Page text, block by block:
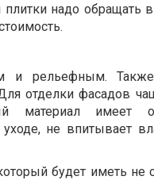
надо обращать
и рельефным.
отделки фасадов
материал имеет
уходе, не впитывает
будет иметь не